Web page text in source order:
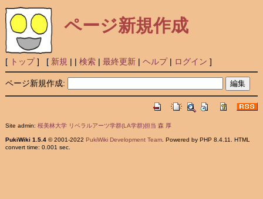
ページ新規作成
[ トップ] [ 新規 | | 検索| 最終更新| ヘルプ| ログイン ]
ページ新規作成:
Site admin: 桜美林大学 リベラルアーツ学群(LA学群)担当 森 厚
PukiWiki 1.5.4© 2001-2022 PukiWiki Development Team. Powered by PHP 8.4.11. HTML
convert time: 0.001 sec.